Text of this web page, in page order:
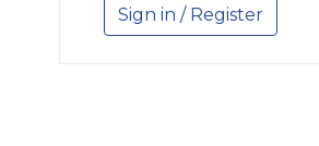
Sign in / Register